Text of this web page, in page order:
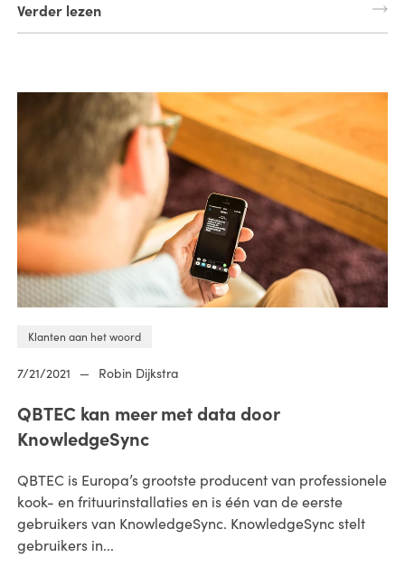
Verder lezen
Klanten aan het woord
7/21/2021 — Robin Dijkstra
QBTEC kan meer met data door
KnowledgeSync
QBTEC is Europa’s grootste producent van professionele
kook- en frituurinstallaties en is één van de eerste
gebruikers van KnowledgeSync. KnowledgeSync stelt
gebruikers in...